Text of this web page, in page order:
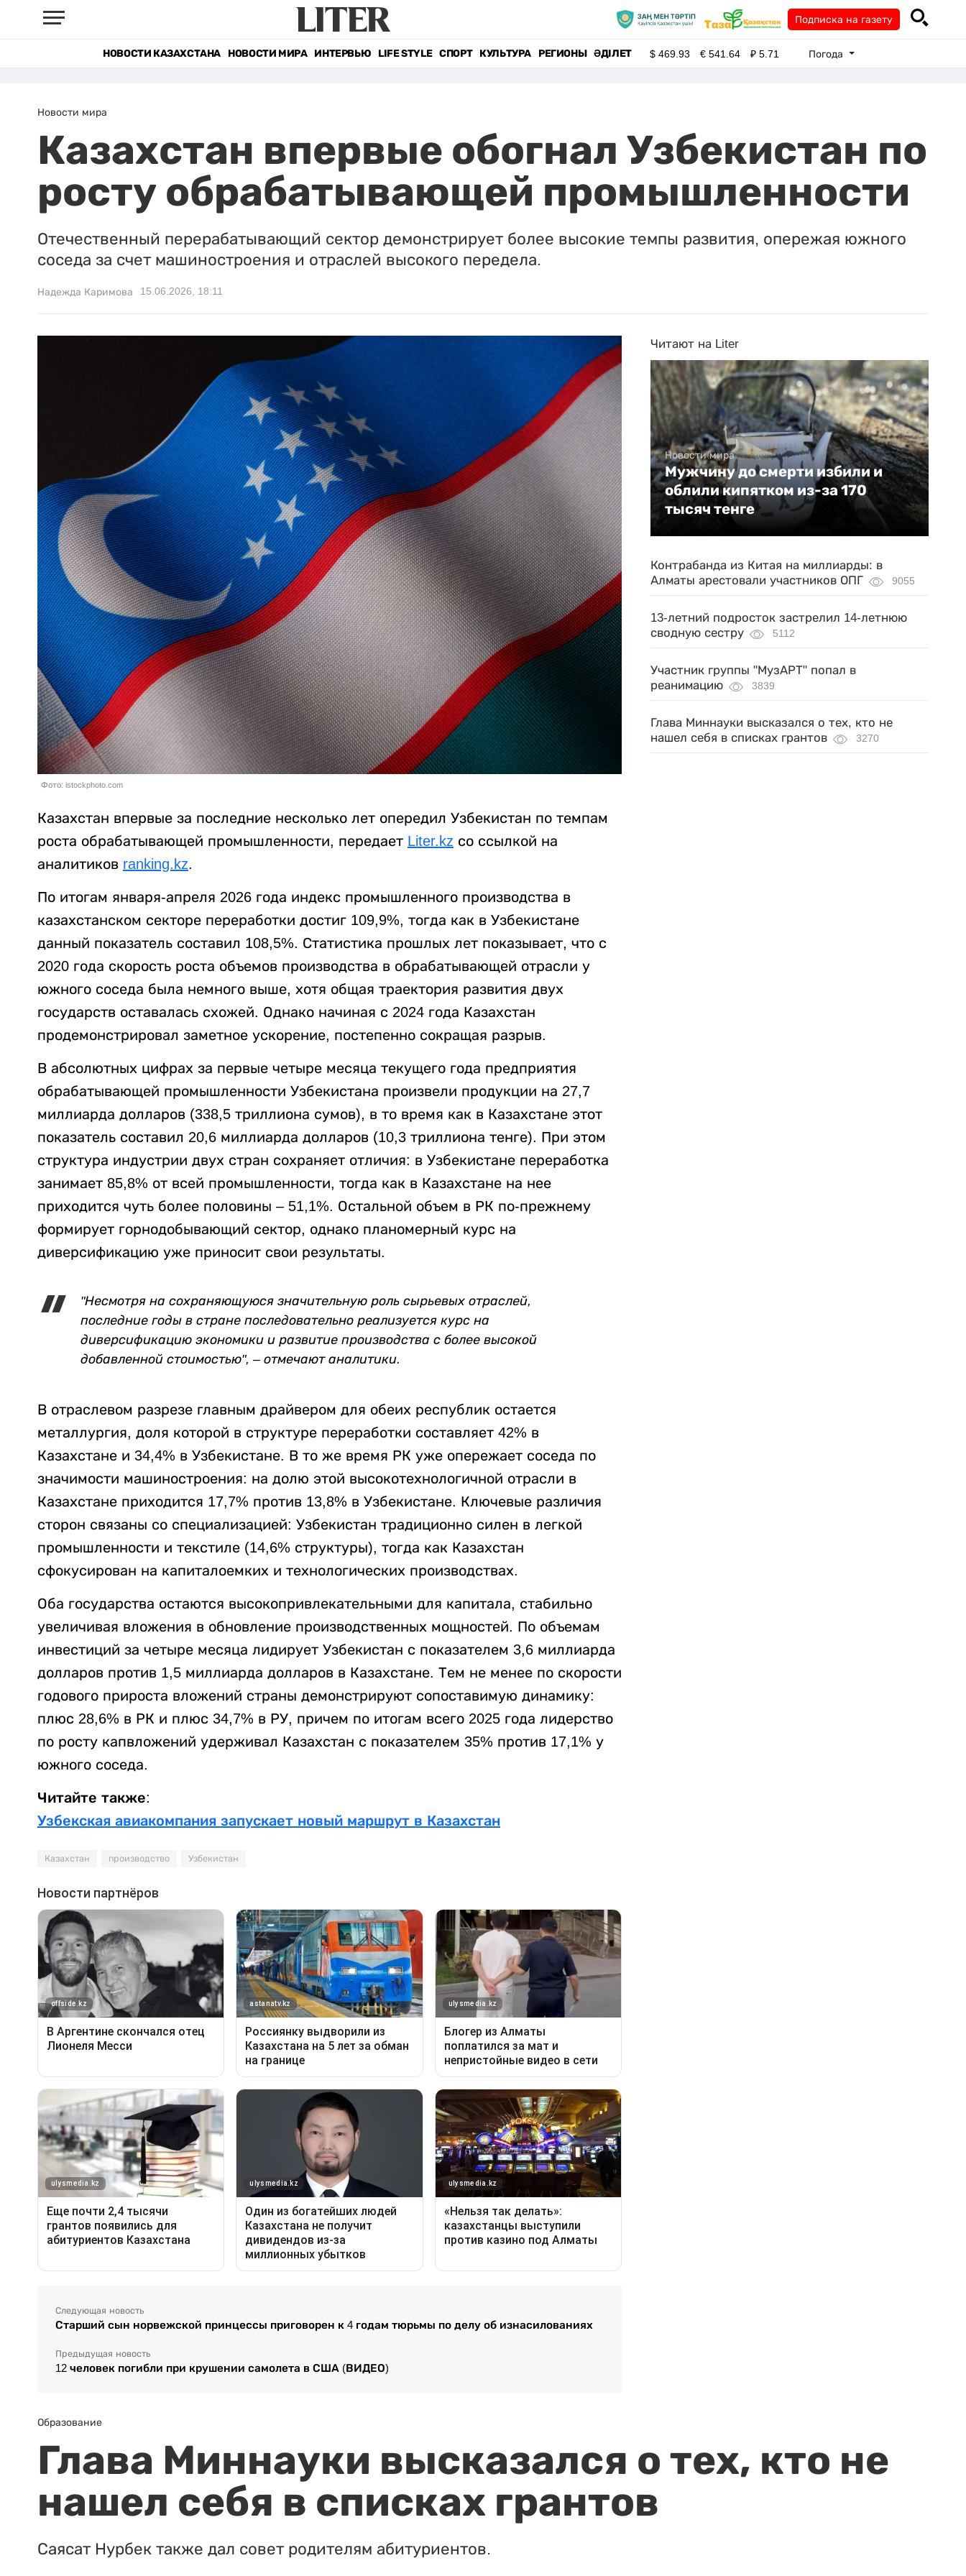
Подписка на газету
НОВОСТИ КАЗАХСТАНА НОВОСТИ МИРА ИНТЕРВЬЮ LIFE STYLE СПОРТ КУЛЬТУРА РЕГИОНЫ ӘДІЛЕТ $469.93 €541.64 ₽5.71 Погода
Новости мира
Казахстан впервые обогнал Узбекистан по
росту обрабатывающей промышленности
Отечественный перерабатывающий сектор демонстрирует более высокие темпы развития, опережая южного
соседа за счет машиностроения и отраслей высокого передела.
Надежда Каримова 15.06.2026, 18:11
Фото: istockphoto.com
Казахстан впервые за последние несколько лет опередил Узбекистан по темпам
роста обрабатывающей промышленности, передает Liter.kz со ссылкой на
аналитиков ranking.kz.
По итогам января-апреля 2026 года индекс промышленного производства в
казахстанском секторе переработки достиг 109,9%, тогда как в Узбекистане
данный показатель составил 108,5%. Статистика прошлых лет показывает, что с
2020 года скорость роста объемов производства в обрабатывающей отрасли у
южного соседа была немного выше, хотя общая траектория развития двух
государств оставалась схожей. Однако начиная с 2024 года Казахстан
продемонстрировал заметное ускорение, постепенно сокращая разрыв.
В абсолютных цифрах за первые четыре месяца текущего года предприятия
обрабатывающей промышленности Узбекистана произвели продукции на 27,7
миллиарда долларов (338,5 триллиона сумов), в то время как в Казахстане этот
показатель составил 20,6 миллиарда долларов (10,3 триллиона тенге). При этом
структура индустрии двух стран сохраняет отличия: в Узбекистане переработка
занимает 85,8% от всей промышленности, тогда как в Казахстане на нее
приходится чуть более половины – 51,1%. Остальной объем в РК по-прежнему
формирует горнодобывающий сектор, однако планомерный курс на
диверсификацию уже приносит свои результаты.
"Несмотря на сохраняющуюся значительную роль сырьевых отраслей,
последние годы в стране последовательно реализуется курс на
диверсификацию экономики и развитие производства с более высокой
добавленной стоимостью", – отмечают аналитики.
В отраслевом разрезе главным драйвером для обеих республик остается
металлургия, доля которой в структуре переработки составляет 42% в
Казахстане и 34,4% в Узбекистане. В то же время РК уже опережает соседа по
значимости машиностроения: на долю этой высокотехнологичной отрасли в
Казахстане приходится 17,7% против 13,8% в Узбекистане. Ключевые различия
сторон связаны со специализацией: Узбекистан традиционно силен в легкой
промышленности и текстиле (14,6% структуры), тогда как Казахстан
сфокусирован на капиталоемких и технологических производствах.
Оба государства остаются высокопривлекательными для капитала, стабильно
увеличивая вложения в обновление производственных мощностей. По объемам
инвестиций за четыре месяца лидирует Узбекистан с показателем 3,6 миллиарда
долларов против 1,5 миллиарда долларов в Казахстане. Тем не менее по скорости
годового прироста вложений страны демонстрируют сопоставимую динамику:
плюс 28,6% в РК и плюс 34,7% в РУ, причем по итогам всего 2025 года лидерство
по росту капвложений удерживал Казахстан с показателем 35% против 17,1% у
южного соседа.
Читайте также:
Узбекская авиакомпания запускает новый маршрут в Казахстан
Казахстан производство Узбекистан
Следующая новость
Старший сын норвежской принцессы приговорен к 4 годам тюрьмы по делу об изнасилованиях
Предыдущая новость
12 человек погибли при крушении самолета в США (ВИДЕО)
Читают на Liter
Новости мира
Мужчину до смерти избили и
облили кипятком из-за 170
тысяч тенге
Контрабанда из Китая на миллиарды: в
Алматы арестовали участников ОПГ
9055
13-летний подросток застрелил 14-летнюю
сводную сестру
5112
Участник группы "МузАРТ" попал в
реанимацию
3839
Глава Миннауки высказался о тех, кто не
нашел себя в списках грантов
3270
Образование
Глава Миннауки высказался о тех, кто не
нашел себя в списках грантов
Саясат Нурбек также дал совет родителям абитуриентов.